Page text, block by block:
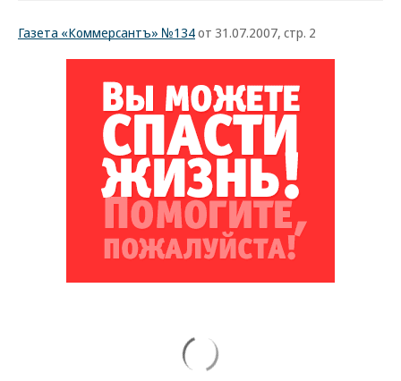
Газета «Коммерсантъ» №134от 31.07.2007, стр. 2